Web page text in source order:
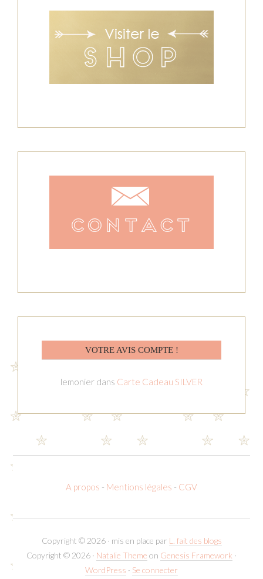
VOTRE AVIS COMPTE !
lemonier dans Carte Cadeau SILVER
A propos - Mentions légales - CGV
Copyright © 2026 · mis en place par L. fait des blogs
Copyright © 2026 · Natalie Theme on Genesis Framework ·
WordPress · Se connecter